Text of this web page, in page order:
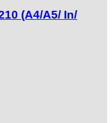
(A4/A5/ In/